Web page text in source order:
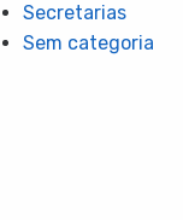
Secretarias
Sem categoria